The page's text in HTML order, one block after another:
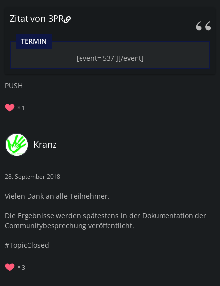
Zitat von 3PR
TERMIN
[event='537'][/event]
PUSH
1
Kranz
28. September 2018
Vielen Dank an alle Teilnehmer.
Die Ergebnisse werden spätestens in der Dokumentation der
Communitybesprechung veröffentlicht.
#TopicClosed
3